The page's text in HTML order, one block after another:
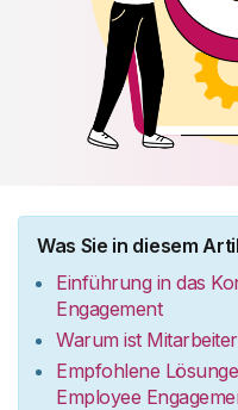
Was Sie in diesem
Einführung in das
Engagement
Warum ist
Empfohlene
Employee